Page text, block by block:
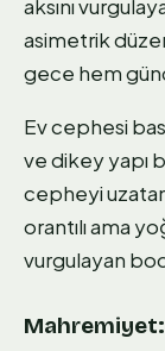
aksını
asimetrik
gece hem
Ev cephesi
ve dikey yapı
cepheyi
orantılı ama
vurgulayan
Mahremiyet: